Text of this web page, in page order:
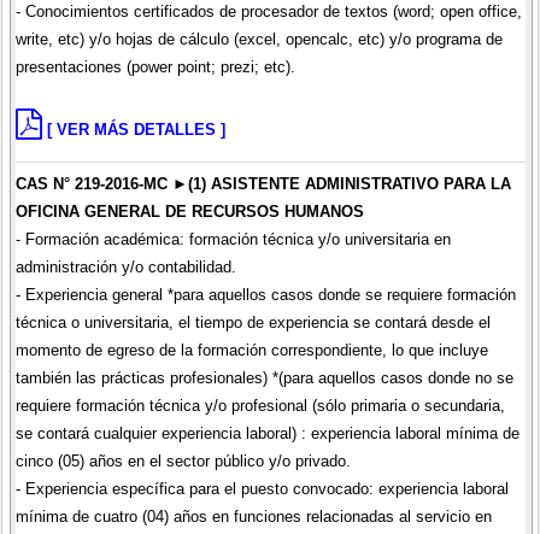
- Conocimientos certificados de procesador de textos (word; open office,
write, etc) y/o hojas de cálculo (excel, opencalc, etc) y/o programa de
presentaciones (power point; prezi; etc).
[ VER MÁS DETALLES ]
CAS N° 219-2016-MC ►(1) ASISTENTE ADMINISTRATIVO PARA LA
OFICINA GENERAL DE RECURSOS HUMANOS
- Formación académica: formación técnica y/o universitaria en
administración y/o contabilidad.
- Experiencia general *para aquellos casos donde se requiere formación
técnica o universitaria, el tiempo de experiencia se contará desde el
momento de egreso de la formación correspondiente, lo que incluye
también las prácticas profesionales) *(para aquellos casos donde no se
requiere formación técnica y/o profesional (sólo primaria o secundaria,
se contará cualquier experiencia laboral) : experiencia laboral mínima de
cinco (05) años en el sector público y/o privado.
- Experiencia específica para el puesto convocado: experiencia laboral
mínima de cuatro (04) años en funciones relacionadas al servicio en